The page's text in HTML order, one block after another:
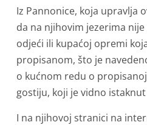
Iz Pannonice, koja upravlja
da na njihovim jezerima
odjeći ili kupaćoj opremi
propisanom, što je
o kućnom redu o
gostiju, koji je vidno
I na njihovoj stranici na